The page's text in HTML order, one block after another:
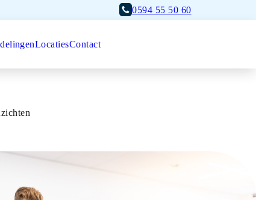
0594 55 50 60
LocatiesContact